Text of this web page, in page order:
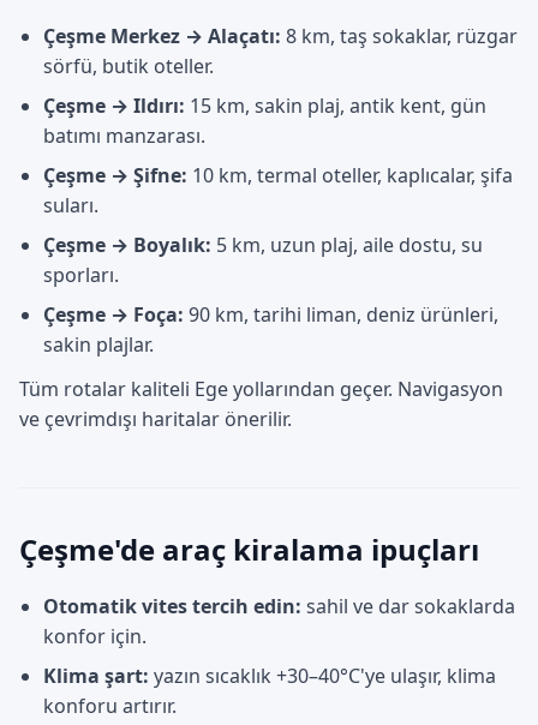
Çeşme Merkez → Alaçatı: 8 km, taş sokaklar, rüzgar
sörfü, butik oteller.
Çeşme → Ildırı: 15 km, sakin plaj, antik kent, gün
batımı manzarası.
Çeşme → Şifne: 10 km, termal oteller, kaplıcalar, şifa
suları.
Çeşme → Boyalık: 5 km, uzun plaj, aile dostu, su
sporları.
Çeşme → Foça: 90 km, tarihi liman, deniz ürünleri,
sakin plajlar.
Tüm rotalar kaliteli Ege yollarından geçer. Navigasyon
ve çevrimdışı haritalar önerilir.
Çeşme'de araç kiralama ipuçları
Otomatik vites tercih edin: sahil ve dar sokaklarda
konfor için.
Klima şart: yazın sıcaklık +30–40°C'ye ulaşır, klima
konforu artırır.